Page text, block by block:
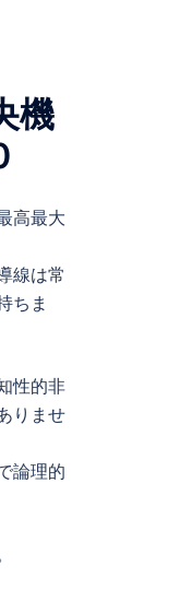
機
高最大
線は常
ちま
性的非
りませ
論理的